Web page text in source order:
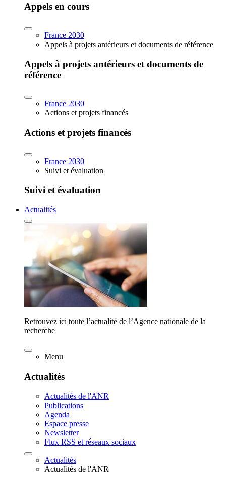
Appels en cours
France 2030
Appels à projets antérieurs et documents de référence
Appels à projets antérieurs et documents de
référence
France 2030
Actions et projets financés
Actions et projets financés
France 2030
Suivi et évaluation
Suivi et évaluation
Actualités
Retrouvez ici toute l’actualité de l’Agence nationale de la
recherche
Menu
Actualités
Actualités de l'ANR
Publications
Agenda
Espace presse
Newsletter
Flux RSS et réseaux sociaux
Actualités
Actualités de l'ANR